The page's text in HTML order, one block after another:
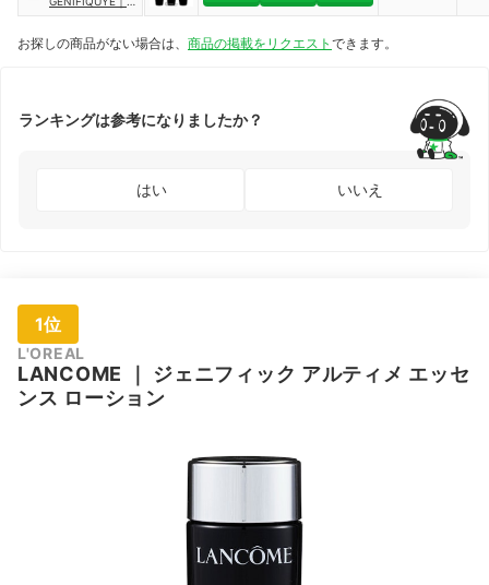
ルティメ エッセン
ニ
お探しの商品がない場合は、 商品の掲載をリクエスト できます。
ランキングは参考になりましたか？
はい いいえ
1位
L'OREAL
LANCOME ｜ ジェニフィック アルティメ エッセ
ンス ローション